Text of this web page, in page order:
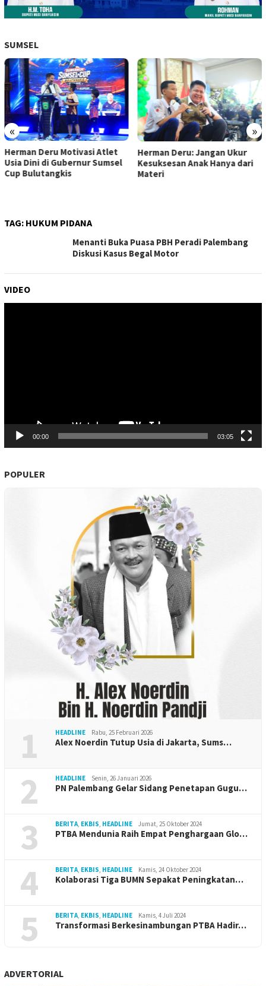
SUMSEL
« »
Herman Deru Motivasi Atlet
Usia Dini di Gubernur Sumsel
Cup Bulutangkis
Herman Deru: Jangan Ukur
Kesuksesan Anak Hanya dari
Materi
TAG: HUKUM PIDANA
Menanti Buka Puasa PBH Peradi Palembang
Diskusi Kasus Begal Motor
VIDEO
00:00 03:05
POPULER
1 HEADLINE Rabu, 25 Februari 2026
Alex Noerdin Tutup Usia di Jakarta, Sums…
2 HEADLINE Senin, 26 Januari 2026
PN Palembang Gelar Sidang Penetapan Gugu…
3 BERITA EKBIS HEADLINE Jumat, 25 Oktober 2024
PTBA Mendunia Raih Empat Penghargaan Glo…
4 BERITA EKBIS HEADLINE Kamis, 24 Oktober 2024
Kolaborasi Tiga BUMN Sepakat Peningkatan…
5 BERITA EKBIS HEADLINE Kamis, 4 Juli 2024
Transformasi Berkesinambungan PTBA Hadir…
ADVERTORIAL